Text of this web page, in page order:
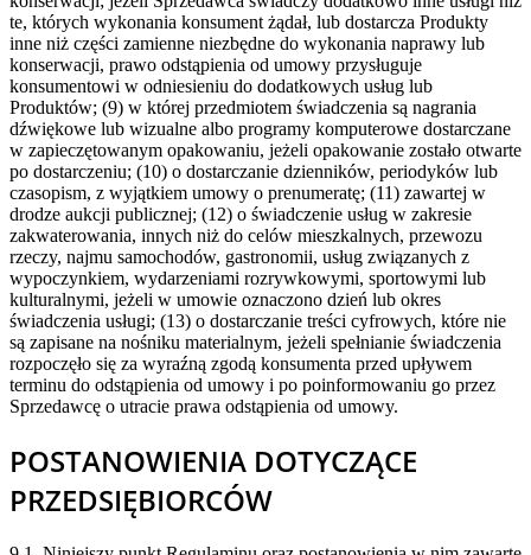
te, których wykonania konsument żądał, lub dostarcza Produkty
inne niż części zamienne niezbędne do wykonania naprawy lub
konserwacji, prawo odstąpienia od umowy przysługuje
konsumentowi w odniesieniu do dodatkowych usług lub
Produktów; (9) w której przedmiotem świadczenia są nagrania
dźwiękowe lub wizualne albo programy komputerowe dostarczane
w zapieczętowanym opakowaniu, jeżeli opakowanie zostało otwarte
po dostarczeniu; (10) o dostarczanie dzienników, periodyków lub
czasopism, z wyjątkiem umowy o prenumeratę; (11) zawartej w
drodze aukcji publicznej; (12) o świadczenie usług w zakresie
zakwaterowania, innych niż do celów mieszkalnych, przewozu
rzeczy, najmu samochodów, gastronomii, usług związanych z
wypoczynkiem, wydarzeniami rozrywkowymi, sportowymi lub
kulturalnymi, jeżeli w umowie oznaczono dzień lub okres
świadczenia usługi; (13) o dostarczanie treści cyfrowych, które nie
są zapisane na nośniku materialnym, jeżeli spełnianie świadczenia
rozpoczęło się za wyraźną zgodą konsumenta przed upływem
terminu do odstąpienia od umowy i po poinformowaniu go przez
Sprzedawcę o utracie prawa odstąpienia od umowy.
POSTANOWIENIA DOTYCZĄCE
PRZEDSIĘBIORCÓW